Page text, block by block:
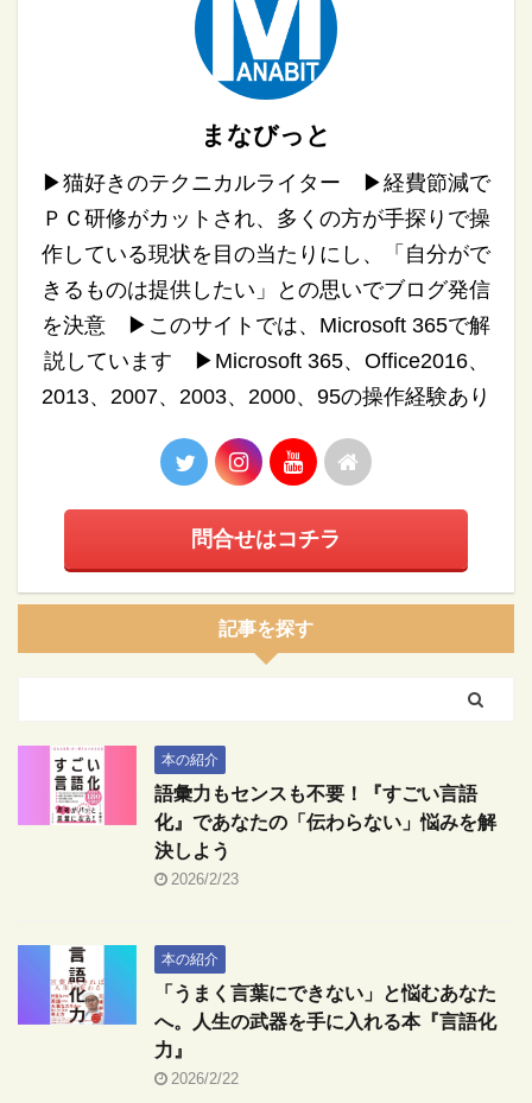
まなびっと
▶︎猫好きのテクニカルライター ▶︎経費節減で
ＰＣ研修がカットされ、多くの方が手探りで操
作している現状を目の当たりにし、「自分がで
きるものは提供したい」との思いでブログ発信
を決意 ▶︎このサイトでは、Microsoft 365で解
説しています ▶︎Microsoft 365、Office2016、
2013、2007、2003、2000、95の操作経験あり
問合せはコチラ
記事を探す
本の紹介
語彙力もセンスも不要！『すごい言語
化』であなたの「伝わらない」悩みを解
決しよう
2026/2/23
本の紹介
「うまく言葉にできない」と悩むあなた
へ。人生の武器を手に入れる本『言語化
力』
2026/2/22